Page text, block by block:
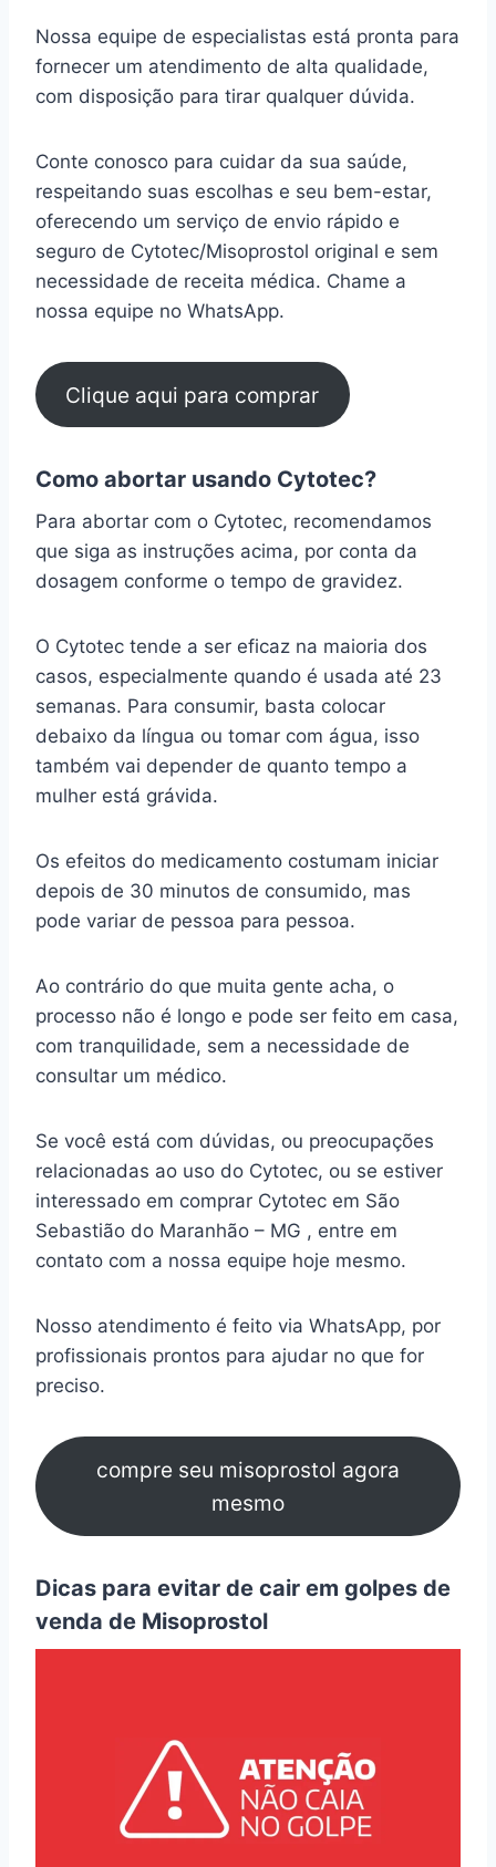
Nossa equipe de especialistas está pronta para
fornecer um atendimento de alta qualidade,
com disposição para tirar qualquer dúvida.
Conte conosco para cuidar da sua saúde,
respeitando suas escolhas e seu bem-estar,
oferecendo um serviço de envio rápido e
seguro de Cytotec/Misoprostol original e sem
necessidade de receita médica. Chame a
nossa equipe no WhatsApp.
Clique aqui para comprar
Como abortar usando Cytotec?
Para abortar com o Cytotec, recomendamos
que siga as instruções acima, por conta da
dosagem conforme o tempo de gravidez.
O Cytotec tende a ser eficaz na maioria dos
casos, especialmente quando é usada até 23
semanas. Para consumir, basta colocar
debaixo da língua ou tomar com água, isso
também vai depender de quanto tempo a
mulher está grávida.
Os efeitos do medicamento costumam iniciar
depois de 30 minutos de consumido, mas
pode variar de pessoa para pessoa.
Ao contrário do que muita gente acha, o
processo não é longo e pode ser feito em casa,
com tranquilidade, sem a necessidade de
consultar um médico.
Se você está com dúvidas, ou preocupações
relacionadas ao uso do Cytotec, ou se estiver
interessado em comprar Cytotec em São
Sebastião do Maranhão – MG , entre em
contato com a nossa equipe hoje mesmo.
Nosso atendimento é feito via WhatsApp, por
profissionais prontos para ajudar no que for
preciso.
compre seu misoprostol agora
mesmo
Dicas para evitar de cair em golpes de
venda de Misoprostol